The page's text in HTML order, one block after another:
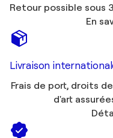
Retour possible sous
En
Livraison
Frais de port, droits
d'art